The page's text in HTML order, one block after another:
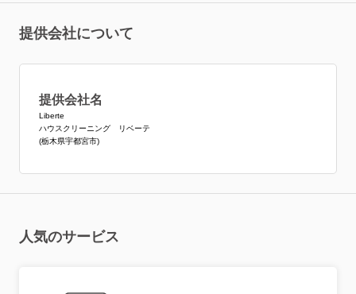
提供会社について
提供会社名
Liberte
ハウスクリーニング リベーテ
(栃木県宇都宮市)
人気のサービス